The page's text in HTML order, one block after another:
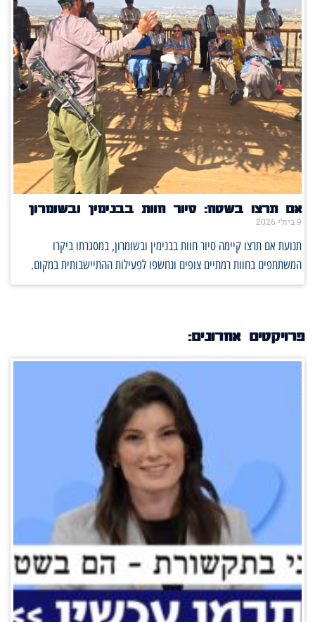
אם תרצו בשטח: סיור חוות בבנימין ובשומרון
9 ביולי 2026
תנועת אם תרצו קיימה סיור חוות בבנימין ובשומרון, במסגרתו ביקרו
המשתתפים בחוות רמתיים צופים ונחשפו לפעילות ההתיישבותית במקום.
פרויקטים אחרונים: